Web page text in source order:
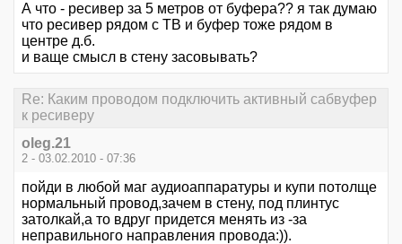
А что - ресивер за 5 метров от буфера?? я так думаю
что ресивер рядом с ТВ и буфер тоже рядом в
центре д.б.
и ваще смысл в стену засовывать?
Re: Каким проводом подключить активный сабвуфер
к ресиверу
oleg.21
2 - 03.02.2010 - 07:36
пойди в любой маг аудиоаппаратуры и купи потолще
нормальный провод,зачем в стену, под плинтус
затолкай,а то вдруг придется менять из -за
неправильного направления провода:)).